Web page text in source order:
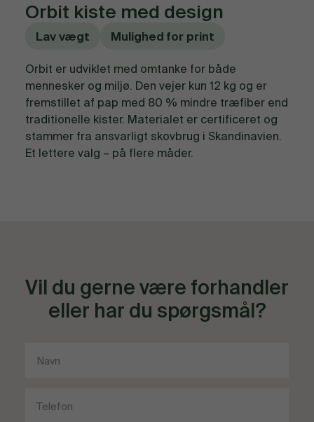
Orbit kiste med design
Lav vægt Mulighed for print
Orbit er udviklet med omtanke for både
mennesker og miljø. Den vejer kun 12 kg og er
fremstillet af pap med 80 % mindre træfiber end
traditionelle kister. Materialet er certificeret og
stammer fra ansvarligt skovbrug i Skandinavien.
Et lettere valg – på flere måder.
Vil du gerne være forhandler
eller har du spørgsmål?